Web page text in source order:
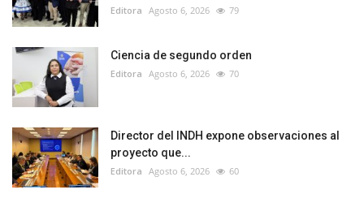
Editora Agosto 6, 2026 79
Ciencia de segundo orden
Editora Agosto 6, 2026 70
Director del INDH expone observaciones al
proyecto que...
Editora Agosto 6, 2026 60